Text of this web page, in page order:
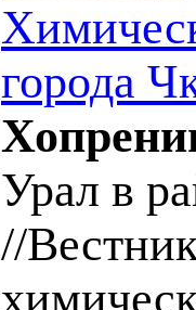
города
Урал в
//